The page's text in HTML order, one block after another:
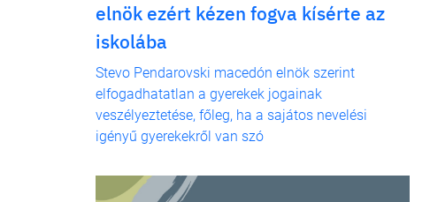
elnök ezért kézen fogva kísérte az
iskolába
Stevo Pendarovski macedón elnök szerint
elfogadhatatlan a gyerekek jogainak
veszélyeztetése, főleg, ha a sajátos nevelési
igényű gyerekekről van szó